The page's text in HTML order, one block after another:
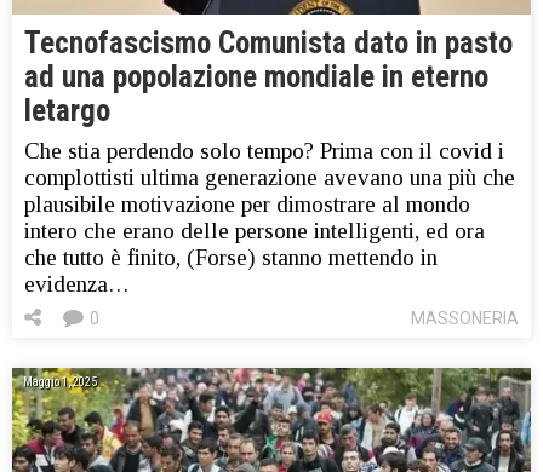
Tecnofascismo Comunista dato in pasto
ad una popolazione mondiale in eterno
letargo
Che stia perdendo solo tempo? Prima con il covid i
complottisti ultima generazione avevano una più che
plausibile motivazione per dimostrare al mondo
intero che erano delle persone intelligenti, ed ora
che tutto è finito, (Forse) stanno mettendo in
evidenza…
MASSONERIA
0
Maggio 1, 2025